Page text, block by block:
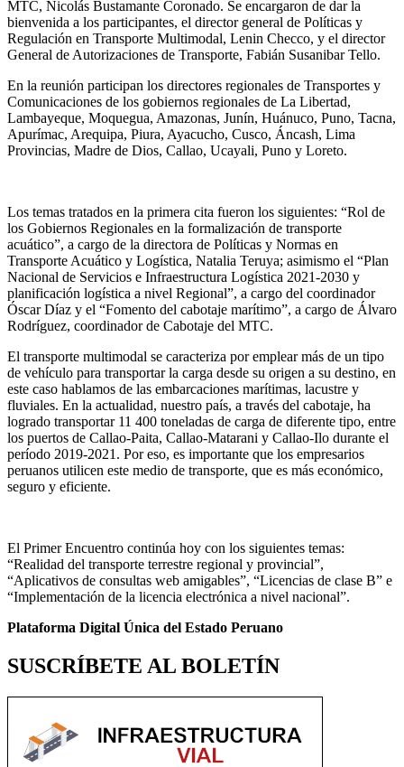
MTC, Nicolás Bustamante Coronado. Se encargaron de dar la
bienvenida a los participantes, el director general de Políticas y
Regulación en Transporte Multimodal, Lenin Checco, y el director
General de Autorizaciones de Transporte, Fabián Susanibar Tello.
En la reunión participan los directores regionales de Transportes y
Comunicaciones de los gobiernos regionales de La Libertad,
Lambayeque, Moquegua, Amazonas, Junín, Huánuco, Puno, Tacna,
Apurímac, Arequipa, Piura, Ayacucho, Cusco, Áncash, Lima
Provincias, Madre de Dios, Callao, Ucayali, Puno y Loreto.
Los temas tratados en la primera cita fueron los siguientes: “Rol de
los Gobiernos Regionales en la formalización de transporte
acuático”, a cargo de la directora de Políticas y Normas en
Transporte Acuático y Logística, Natalia Teruya; asimismo el “Plan
Nacional de Servicios e Infraestructura Logística 2021-2030 y
planificación logística a nivel Regional”, a cargo del coordinador
Óscar Díaz y el “Fomento del cabotaje marítimo”, a cargo de Álvaro
Rodríguez, coordinador de Cabotaje del MTC.
El transporte multimodal se caracteriza por emplear más de un tipo
de vehículo para transportar la carga desde su origen a su destino, en
este caso hablamos de las embarcaciones marítimas, lacustre y
fluviales. En la actualidad, nuestro país, a través del cabotaje, ha
logrado transportar 11 400 toneladas de carga de diferente tipo, entre
los puertos de Callao-Paita, Callao-Matarani y Callao-Ilo durante el
período 2019-2021. Por eso, es importante que los empresarios
peruanos utilicen este medio de transporte, que es más económico,
seguro y eficiente.
El Primer Encuentro continúa hoy con los siguientes temas:
“Realidad del transporte terrestre regional y provincial”,
“Aplicativos de consultas web amigables”, “Licencias de clase B” e
“Implementación de la licencia electrónica a nivel nacional”.
Plataforma Digital Única del Estado Peruano
SUSCRÍBETE AL BOLETÍN